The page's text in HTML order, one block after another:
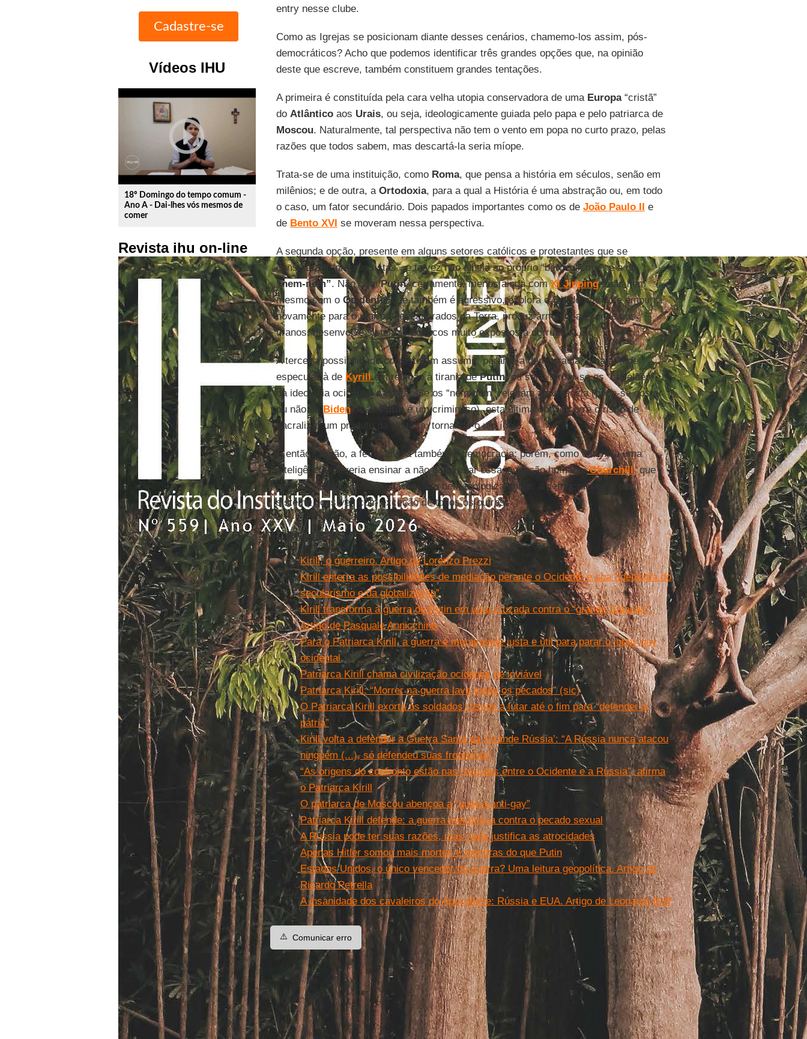
Vídeos IHU
play_circle_outline
18º Domingo do tempo comum -
Ano A - Dai-lhes vós mesmos de
comer
Revista ihu on-line
entry nesse clube.
Como as Igrejas se posicionam diante desses cenários, chamemo-los assim, pós-
democráticos? Acho que podemos identificar três grandes opções que, na opinião
deste que escreve, também constituem grandes tentações.
A primeira é constituída pela cara velha utopia conservadora de uma Europa“cristã”
do Atlânticoaos Urais, ou seja, ideologicamente guiada pelo papa e pelo patriarca de
Moscou. Naturalmente, tal perspectiva não tem o vento em popa no curto prazo, pelas
razões que todos sabem, mas descartá-la seria míope.
Trata-se de uma instituição, como Roma, que pensa a história em séculos, senão em
milênios; e de outra, a Ortodoxia, para a qual a História é uma abstração ou, em todo
o caso, um fator secundário. Dois papados importantes como os de João Paulo II e
de Bento XVI se moveram nessa perspectiva.
A segunda opção, presente em alguns setores católicos e protestantes que se
consideram “progressistas”, e talvez não alheia ao próprio “bergoglismo”, é a do
“nem-nem”. Não comPutin, certamente, menos ainda comXi Jinping; mas nem
mesmo com o Ocidente: que também é agressivo, explora o Sul do mundo e empurra
novamente para o mar os desesperados da Terra, produz armas e as vende aos
tiranos, desenvolve sistemas políticos muito expostos à corrupção etc.
A terceira possibilidade consiste em assumir, perante a democracia, uma atitude
especular à de Kyrill em relação à tirania dePutin: ou seja, tornar-se os “capelães”
da ideologia ocidental e liberal. Se os “nem-nem” rejeitam a evidência (pode-se gostar
ou não deBiden, masPutiné um criminoso), esta última opção corre o risco de
sacralizar um produto da História, tornando-o um ídolo.
E então? Então, a fé relativiza também a democracia; porém, como estimula uma
inteligência, deveria ensinar a não desprezar essa invenção humana. Churchill,que
não era teólogo, também havia visto bem teologicamente: a democracia é o pior
sistema possível, com exceção de todos os outros.
Leia mais
Kirill, o guerreiro. Artigo de Lorenzo Prezzi
Kirill enterra as possibilidades de mediação perante o Ocidente e sua “ideologia do
secularismo e da globalização”
Kirill transforma a guerra de Putin em uma cruzada contra o “grande Satanás”.
Artigo de Pasquale Annicchino
Para o Patriarca Kirill, a guerra é moralmente justa e útil para parar o lobby gay
ocidental
Patriarca Kirill chama civilização ocidental de inviável
Patriarca Kirill: “Morrer na guerra lava todos os pecados” (sic)
O Patriarca Kirill exorta os soldados russos a lutar até o fim para “defender a
pátria”
Kirill volta a defender a Guerra Santa da ‘Grande Rússia’: “A Rússia nunca atacou
ninguém (...), só defendeu suas fronteiras”
“As origens do confronto estão nas relações entre o Ocidente e a Rússia”, afirma
o Patriarca Kirill
O patriarca de Moscou abençoa a “guerra anti-gay”
Patriarca Kirill defende: a guerra metafísica contra o pecado sexual
A Rússia pode ter suas razões, mas nada justifica as atrocidades
Apenas Hitler somou mais mortes e mentiras do que Putin
Estados Unidos, o único vencedor da guerra? Uma leitura geopolítica. Artigo de
Ricardo Petrella
A insanidade dos cavaleiros do Apocalipse: Rússia e EUA. Artigo de Leonardo Boff
⚠️ Comunicar erro